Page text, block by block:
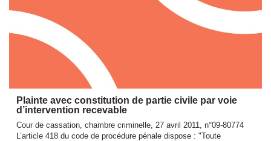
Plainte avec constitution de partie civile par voie
d’intervention recevable
Cour de cassation, chambre criminelle, 27 avril 2011, n°09-80774
L’article 418 du code de procédure pénale dispose : "Toute